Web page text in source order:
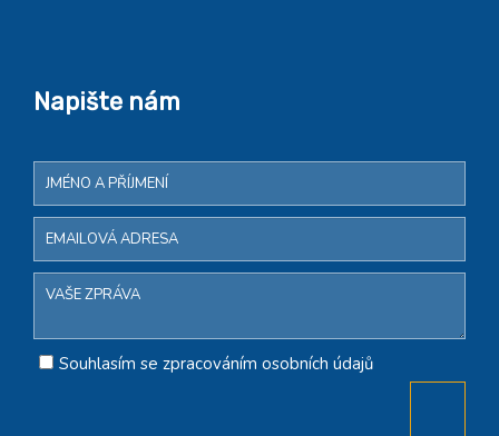
Napište nám
Souhlasím se zpracováním osobních údajů